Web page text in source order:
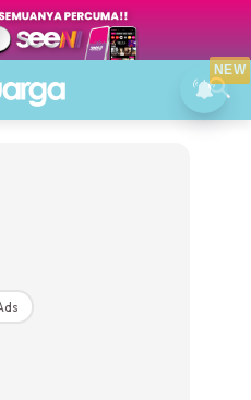
NEW